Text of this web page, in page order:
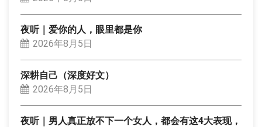
夜听｜爱你的人，眼里都是你
2026年8月5日
深耕自己（深度好文）
2026年8月5日
夜听｜男人真正放不下一个女人，都会有这4大表现，